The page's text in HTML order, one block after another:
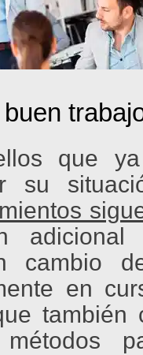
que
su
cambio
en
también
métodos